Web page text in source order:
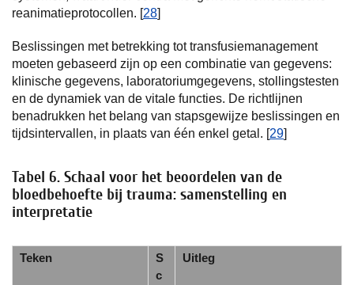
reanimatieprotocollen. [28]
Beslissingen met betrekking tot transfusiemanagement
moeten gebaseerd zijn op een combinatie van gegevens:
klinische gegevens, laboratoriumgegevens, stollingstesten
en de dynamiek van de vitale functies. De richtlijnen
benadrukken het belang van stapsgewijze beslissingen en
tijdsintervallen, in plaats van één enkel getal. [29]
Tabel 6. Schaal voor het beoordelen van de
bloedbehoefte bij trauma: samenstelling en
interpretatie
Teken
S
c
Uitleg